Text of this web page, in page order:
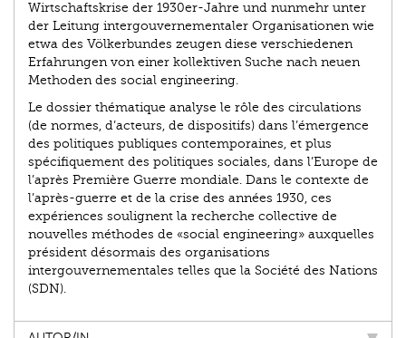
Wirtschaftskrise der 1930er-Jahre und nunmehr unter
der Leitung intergouvernementaler Organisationen wie
etwa des Völkerbundes zeugen diese verschiedenen
Erfahrungen von einer kollektiven Suche nach neuen
Methoden des social engineering.
Le dossier thématique analyse le rôle des circulations
(de normes, d’acteurs, de dispositifs) dans l’émergence
des politiques publiques contemporaines, et plus
spécifiquement des politiques sociales, dans l’Europe de
l’après Première Guerre mondiale. Dans le contexte de
l’après-guerre et de la crise des années 1930, ces
expériences soulignent la recherche collective de
nouvelles méthodes de «social engineering» auxquelles
président désormais des organisations
intergouvernementales telles que la Société des Nations
(SDN).